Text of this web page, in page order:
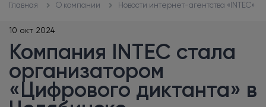
Главная О компании Новости интернет-агентства «INTEC»
10 окт 2024
Компания INTEC стала
организатором
«Цифрового диктанта» в